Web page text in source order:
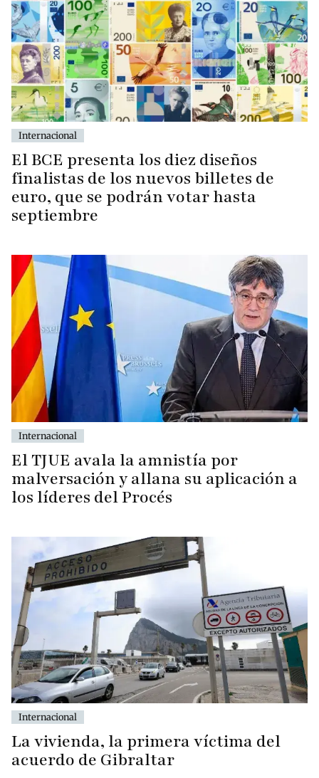
Internacional
El BCE presenta los diez diseños
finalistas de los nuevos billetes de
euro, que se podrán votar hasta
septiembre
Internacional
El TJUE avala la amnistía por
malversación y allana su aplicación a
los líderes del Procés
Internacional
La vivienda, la primera víctima del
acuerdo de Gibraltar